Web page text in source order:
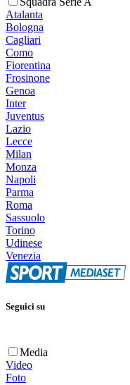
Atalanta
Bologna
Cagliari
Como
Fiorentina
Frosinone
Genoa
Inter
Juventus
Lazio
Lecce
Milan
Monza
Napoli
Parma
Roma
Sassuolo
Torino
Udinese
Venezia
Seguici su
Media
Video
Foto